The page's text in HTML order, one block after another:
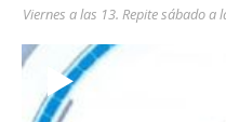
Viernes a las 13. Repite sábado a